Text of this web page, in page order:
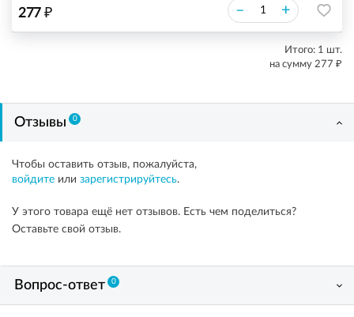
277 ₽ – +
Итого: 1 шт.
на сумму 277 ₽
Отзывы 0
Чтобы оставить отзыв, пожалуйста,
войдите или зарегистрируйтесь.
У этого товара ещё нет отзывов. Есть чем поделиться?
Оставьте свой отзыв.
Вопрос-ответ 0